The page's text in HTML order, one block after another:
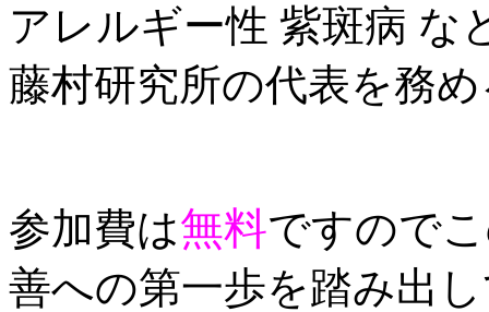
アレルギー性 紫斑病 な
藤村研究所の代表を務
参加費は無料ですので
善への第一歩を踏み出